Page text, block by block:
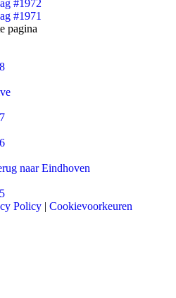
#1972
#1971
pagina
naar Eindhoven
Policy | Cookievoorkeuren